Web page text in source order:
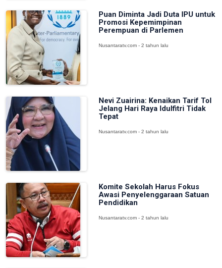
Puan Diminta Jadi Duta IPU untuk
Promosi Kepemimpinan
Perempuan di Parlemen
Nusantaratv.com - 2 tahun lalu
Nevi Zuairina: Kenaikan Tarif Tol
Jelang Hari Raya Idulfitri Tidak
Tepat
Nusantaratv.com - 2 tahun lalu
Komite Sekolah Harus Fokus
Awasi Penyelenggaraan Satuan
Pendidikan
Nusantaratv.com - 2 tahun lalu